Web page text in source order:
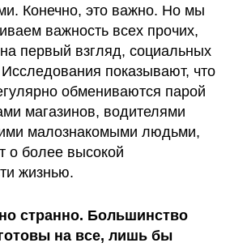
Конечно, это важно. Но мы
важность всех прочих,
первый взгляд, социальных
показывают, что
обмениваются парой
магазинов, водителями
малознакомыми людьми,
о более высокой
жизнью.
странно. Большинство
на все, лишь бы